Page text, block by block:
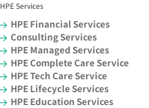
HPE Services
HPE Financial Services
Consulting Services
HPE Managed Services
HPE Complete Care Service
HPE Tech Care Service
HPE Lifecycle Services
HPE Education Services